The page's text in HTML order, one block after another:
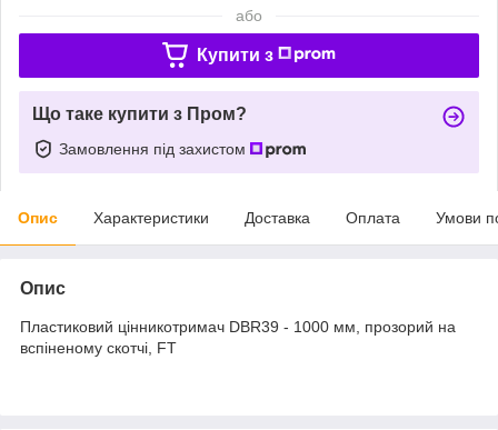
або
Купити з
Що таке купити з Пром?
Замовлення під захистом
Опис Характеристики Доставка Оплата Умови
Опис
Пластиковий цінникотримач DBR39 - 1000 мм, прозорий на
вспіненому скотчі, FT